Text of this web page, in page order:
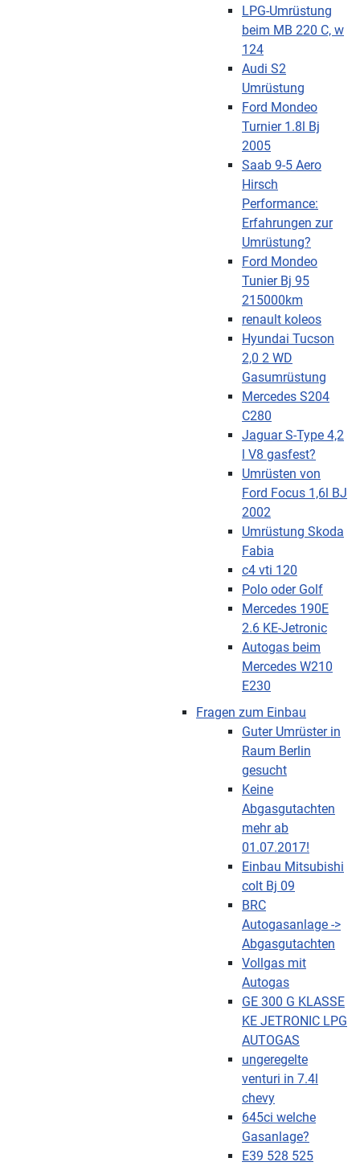
LPG-Umrüstung
beim MB 220 C, w
124
Audi S2
Umrüstung
Ford Mondeo
Turnier 1.8l Bj
2005
Saab 9-5 Aero
Hirsch
Performance:
Erfahrungen zur
Umrüstung?
Ford Mondeo
Tunier Bj 95
215000km
renault koleos
Hyundai Tucson
2,0 2 WD
Gasumrüstung
Mercedes S204
C280
Jaguar S-Type 4,2
l V8 gasfest?
Umrüsten von
Ford Focus 1,6l BJ
2002
Umrüstung Skoda
Fabia
c4 vti 120
Polo oder Golf
Mercedes 190E
2.6 KE-Jetronic
Autogas beim
Mercedes W210
E230
Fragen zum Einbau
Guter Umrüster in
Raum Berlin
gesucht
Keine
Abgasgutachten
mehr ab
01.07.2017!
Einbau Mitsubishi
colt Bj 09
BRC
Autogasanlage ->
Abgasgutachten
Vollgas mit
Autogas
GE 300 G KLASSE
KE JETRONIC LPG
AUTOGAS
ungeregelte
venturi in 7.4l
chevy
645ci welche
Gasanlage?
E39 528 525